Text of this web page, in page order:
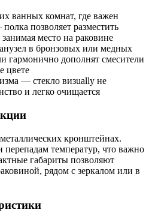
ванных комнат, где важен
позволяет разместить
место на раковине
в бронзовых или медных
гармонично дополнят смесители
цвете
— стекло визually не
и легко очищается
кронштейнах.
перепадам температур, что важно
габариты позволяют
рядом с зеркалом или в